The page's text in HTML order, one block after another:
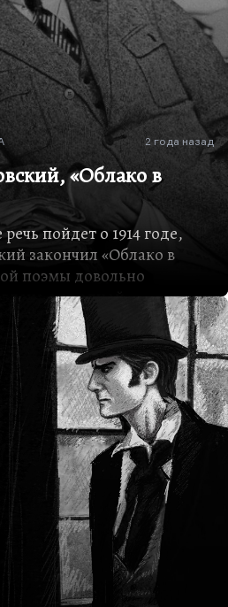
2 года назад
«Облако в
пойдет о 1914 годе,
закончил «Облако в
поэмы довольно
она одной
впоследствии
«Владимир
«У меня есть Сонечка
поэма была резко
Денисовой, с которой
в Одессе. И идея
в результате было уже
трагической историей их
влюбленностей
если угодно, самой
бы тогда Мария
более чутка, может